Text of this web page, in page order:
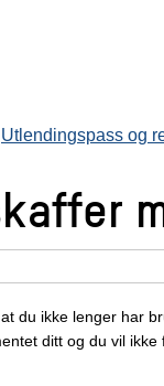
Utlendingspass og
du ikke lenger har
ditt og du vil ikke